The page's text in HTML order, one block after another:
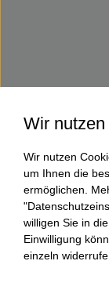
Wir
Wir nutzen
um Ihnen die
ermöglichen.
willigen Sie in
Einwilligung
einzeln